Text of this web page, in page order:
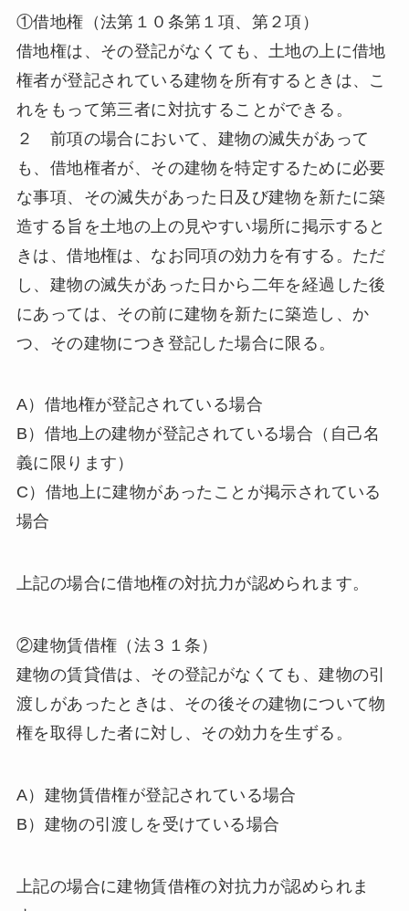
①借地権（法第１０条第１項、第２項）
借地権は、その登記がなくても、土地の上に借地
権者が登記されている建物を所有するときは、こ
れをもって第三者に対抗することができる。
２ 前項の場合において、建物の滅失があって
も、借地権者が、その建物を特定するために必要
な事項、その滅失があった日及び建物を新たに築
造する旨を土地の上の見やすい場所に掲示すると
きは、借地権は、なお同項の効力を有する。ただ
し、建物の滅失があった日から二年を経過した後
にあっては、その前に建物を新たに築造し、か
つ、その建物につき登記した場合に限る。
A）借地権が登記されている場合
B）借地上の建物が登記されている場合（自己名
義に限ります）
C）借地上に建物があったことが掲示されている
場合
上記の場合に借地権の対抗力が認められます。
②建物賃借権（法３１条）
建物の賃貸借は、その登記がなくても、建物の引
渡しがあったときは、その後その建物について物
権を取得した者に対し、その効力を生ずる。
A）建物賃借権が登記されている場合
B）建物の引渡しを受けている場合
上記の場合に建物賃借権の対抗力が認められま